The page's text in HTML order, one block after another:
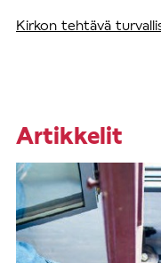
Kirkon tehtävä
Artikkelit